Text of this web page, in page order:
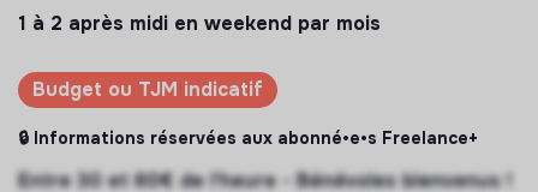
1 à 2 après midi en weekend par mois
Budget ou TJM indicatif
🔒 Informations réservées aux abonné•e•s Freelance+
Entre 30 et 60€ de l'heure - Bénévoles bienvenus !